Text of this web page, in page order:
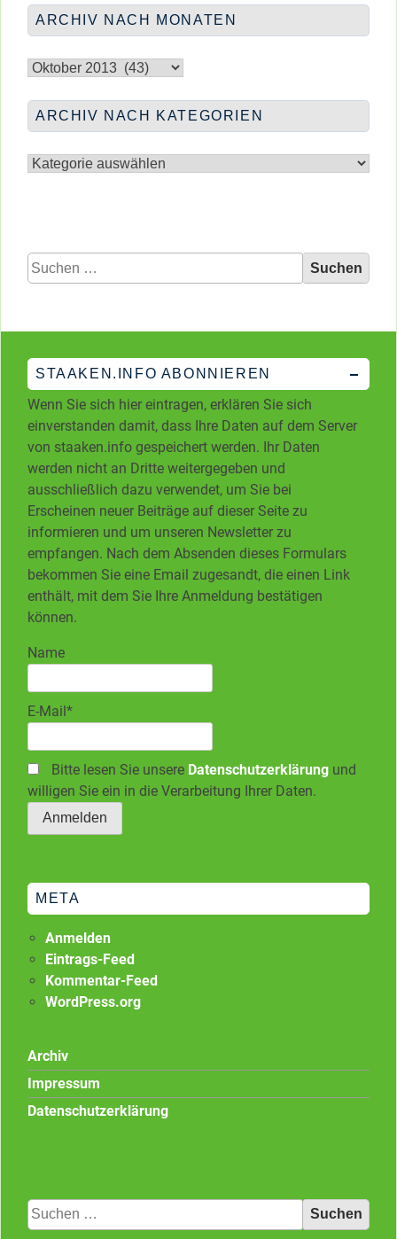
FÜR
FAMILIEN
ARCHIV NACH MONATEN
nach
ARCHIV NACH KATEGORIEN
nach
Suchen
nach:
STAAKEN.INFO ABONNIEREN
Wenn Sie sich hier eintragen, erklären Sie sich
einverstanden damit, dass Ihre Daten auf dem Server
von staaken.info gespeichert werden. Ihr Daten
werden nicht an Dritte weitergegeben und
ausschließlich dazu verwendet, um Sie bei
Erscheinen neuer Beiträge auf dieser Seite zu
informieren und um unseren Newsletter zu
empfangen. Nach dem Absenden dieses Formulars
bekommen Sie eine Email zugesandt, die einen Link
enthält, mit dem Sie Ihre Anmeldung bestätigen
können.
Name
E-Mail*
Bitte lesen Sie unsere Datenschutzerklärung und
willigen Sie ein in die Verarbeitung Ihrer Daten.
META
Anmelden
Eintrags-Feed
Kommentar-Feed
WordPress.org
Archiv
Impressum
Datenschutzerklärung
Suchen
nach: